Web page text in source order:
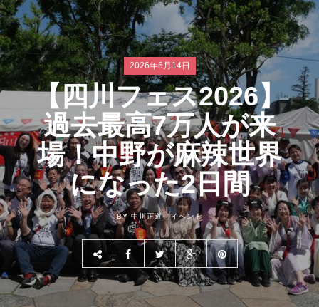
2026年6月14日
【四川フェス2026】
過去最高7万人が来
場！中野が麻辣世界
になった2日間
BY 中川正道 - イベント